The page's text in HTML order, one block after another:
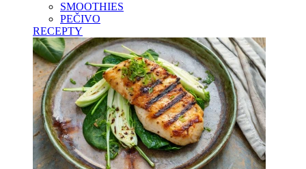
SMOOTHIES
PEČIVO
RECEPTY